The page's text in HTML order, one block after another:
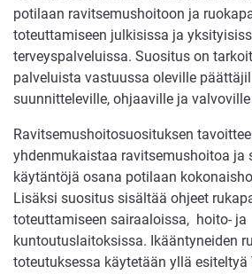
potilaan ravitsemushoitoon ja
toteuttamiseen julkisissa ja
terveyspalveluissa. Suositus on
palveluista vastuussa oleville
suunnitteleville, ohjaaville ja
Ravitsemushoitosuosituksen
yhdenmukaistaa ravitsemushoitoa ja
käytäntöjä osana potilaan
Lisäksi suositus sisältää ohjeet
toteuttamiseen sairaaloissa, hoito- ja
kuntoutuslaitoksissa. Ikääntyneiden
toteutuksessa käytetään yllä esiteltyä